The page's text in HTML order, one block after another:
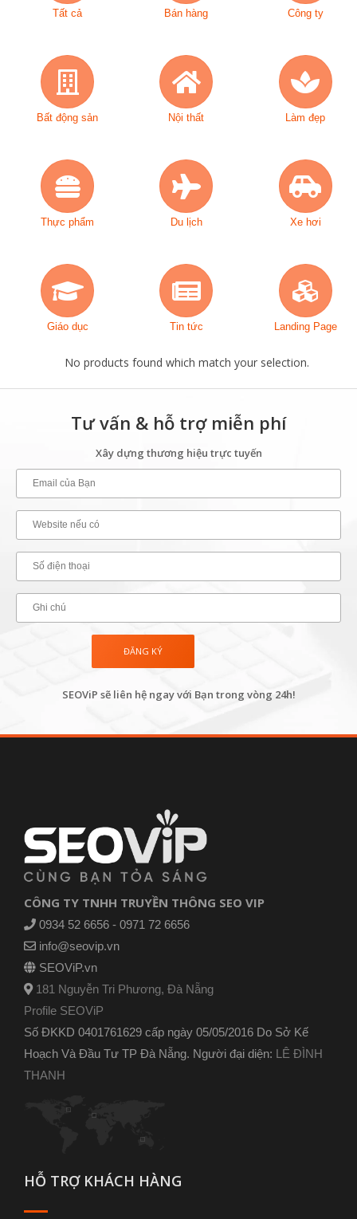
Tất cả Bán hàng Công ty
Bất động sản Nội thất Làm đẹp
Thực phẩm Du lịch Xe hơi
Giáo dục Tin tức Landing Page
No products found which match your selection.
Tư vấn & hỗ trợ miễn phí
Xây dựng thương hiệu trực tuyến
SEOViP sẽ liên hệ ngay với Bạn trong vòng 24h!
CÔNG TY TNHH TRUYỀN THÔNG SEO VIP
0934 52 6656 - 0971 72 6656
info@seovip.vn
SEOViP.vn
181 Nguyễn Tri Phương, Đà Nẵng
Profile SEOViP
Số ĐKKD 0401761629 cấp ngày 05/05/2016 Do Sở Kế
Hoạch Và Đầu Tư TP Đà Nẵng. Người đại diện: LÊ ĐÌNH
THANH
HỖ TRỢ KHÁCH HÀNG